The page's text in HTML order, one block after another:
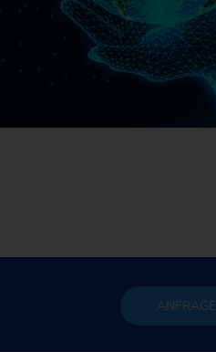
ANFRAGE